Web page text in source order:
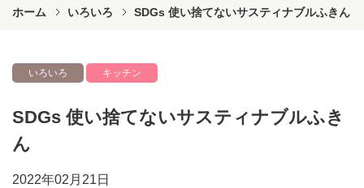
ホーム いろいろ SDGs 使い捨てないサスティナブルふきん
いろいろ キッチン
SDGs 使い捨てないサスティナブルふき
ん
2022年02月21日